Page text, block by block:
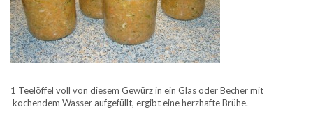
1 Teelöffel voll von diesem Gewürz in ein Glas oder Becher mit
kochendem Wasser aufgefüllt, ergibt eine herzhafte Brühe.